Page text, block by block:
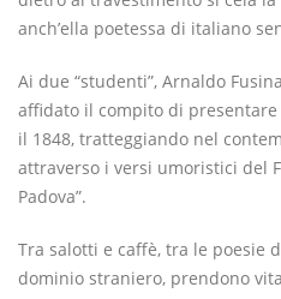
anch’ella poetessa di italiano
Ai due “studenti”, Arnaldo
affidato il compito di
il 1848, tratteggiando nel
attraverso i versi umoristici del
Padova”.
Tra salotti e caffè, tra le poesie
dominio straniero, prendono